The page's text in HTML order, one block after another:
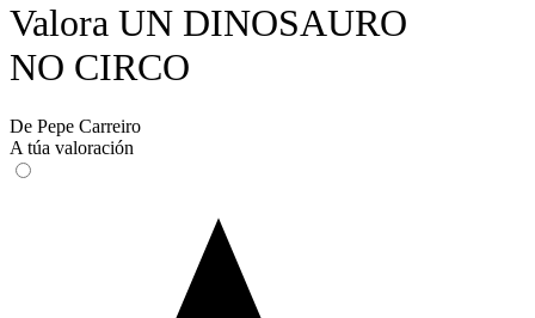
Valora UN DINOSAURO
NO CIRCO
De Pepe Carreiro
A túa valoración